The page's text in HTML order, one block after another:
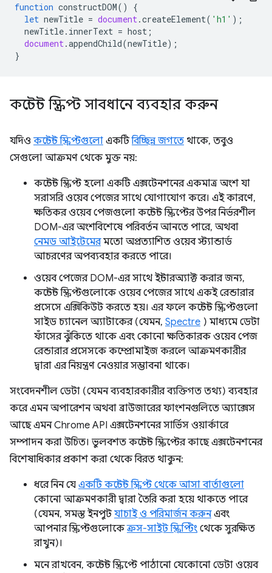
function constructDOM()
{
let newTitle = document.createElement( 'h1' );
newTitle. innerText = host ;
document.appendChild(newTitle);
}
কন্টেন্ট স্ক্রিপ্ট সাবধানে ব্যবহার করুন
যদিও কন্টেন্ট স্ক্রিপ্টগুলো একটিবিচ্ছিন্ন জগতে থাকে, তবুও
সেগুলো আক্রমণ থেকে মুক্ত নয়:
কন্টেন্ট স্ক্রিপ্ট হলো একটি এক্সটেনশনের একমাত্র অংশ যা
সরাসরি ওয়েব পেজের সাথে যোগাযোগ করে। এই কারণে,
ক্ষতিকর ওয়েব পেজগুলো কন্টেন্ট স্ক্রিপ্টের উপর নির্ভরশীল
DOM-এর অংশবিশেষে পরিবর্তন আনতে পারে, অথবা
নেমড আইটেমেরমতো অপ্রত্যাশিত ওয়েব স্ট্যান্ডার্ড
আচরণের অপব্যবহার করতে পারে।
ওয়েব পেজের DOM-এর সাথে ইন্টারঅ্যাক্ট করার জন্য,
কন্টেন্ট স্ক্রিপ্টগুলোকে ওয়েব পেজের সাথে একই রেন্ডারার
প্রসেসে এক্সিকিউট করতে হয়। এর ফলে কন্টেন্ট স্ক্রিপ্টগুলো
সাইড চ্যানেল অ্যাটাকের (যেমন, Spectre ) মাধ্যমে ডেটা
ফাঁসের ঝুঁকিতে থাকে এবং কোনো ক্ষতিকারক ওয়েব পেজ
রেন্ডারার প্রসেসকে কম্প্রোমাইজ করলে আক্রমণকারীর
দ্বারা এর নিয়ন্ত্রণ নেওয়ার সম্ভাবনা থাকে।
সংবেদনশীল ডেটা (যেমন ব্যবহারকারীর ব্যক্তিগত তথ্য) ব্যবহার
করে এমন অপারেশন অথবা ব্রাউজারের ফাংশনগুলিতে অ্যাক্সেস
আছে এমন Chrome API এক্সটেনশনের সার্ভিস ওয়ার্কারে
সম্পাদন করা উচিত। ভুলবশত কন্টেন্ট স্ক্রিপ্টের কাছে এক্সটেনশনের
বিশেষাধিকার প্রকাশ করা থেকে বিরত থাকুন:
ধরে নিন যে একটি কন্টেন্ট স্ক্রিপ্ট থেকে আসা বার্তাগুলো
কোনো আক্রমণকারী দ্বারা তৈরি করা হয়ে থাকতে পারে
(যেমন, সমস্ত ইনপুটযাচাই ও পরিমার্জন করুনএবং
আপনার স্ক্রিপ্টগুলোকেক্রস-সাইট স্ক্রিপ্টিং থেকে সুরক্ষিত
রাখুন)।
মনে রাখবেন, কন্টেন্ট স্ক্রিপ্টে পাঠানো যেকোনো ডেটা ওয়েব